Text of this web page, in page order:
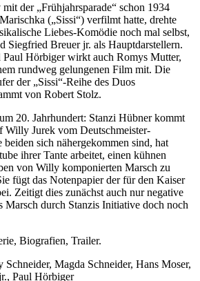
der „Frühjahrsparade“ schon 1934
(„Sissi“) verfilmt hatte, drehte
Liebes-Komödie noch mal selbst,
Siegfried Breuer jr. als Hauptdarstellern.
Paul Hörbiger wirkt auch Romys Mutter,
rundweg gelungenen Film mit. Die
der „Sissi“-Reihe des Duos
von Robert Stolz.
20. Jahrhundert: Stanzi Hübner kommt
Willy Jurek vom Deutschmeister-
sich nähergekommen sind, hat
ihrer Tante arbeitet, einen kühnen
von Willy komponierten Marsch zu
fügt das Notenpapier der für den Kaiser
Zeitigt dies zunächst auch nur negative
durch Stanzis Initiative doch noch
Biografien, Trailer.
Schneider, Magda Schneider, Hans Moser,
Paul Hörbiger